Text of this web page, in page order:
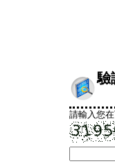
驗
請輸入您